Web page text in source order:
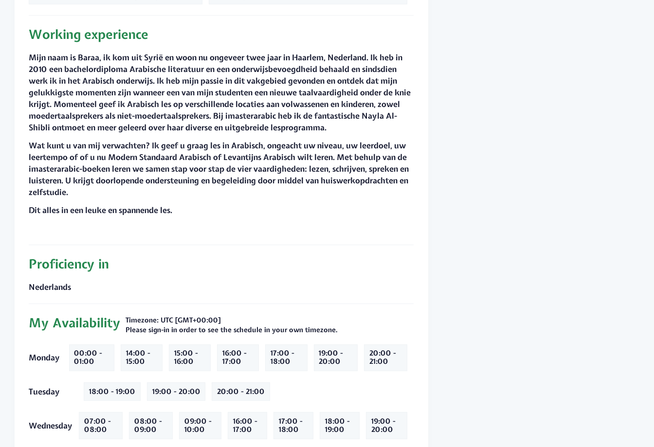
Working experience
Mijn naam is Baraa, ik kom uit Syrië en woon nu ongeveer twee jaar in Haarlem, Nederland. Ik heb in
2010 een bachelordiploma Arabische literatuur en een onderwijsbevoegdheid behaald en sindsdien
werk ik in het Arabisch onderwijs. Ik heb mijn passie in dit vakgebied gevonden en ontdek dat mijn
gelukkigste momenten zijn wanneer een van mijn studenten een nieuwe taalvaardigheid onder de knie
krijgt. Momenteel geef ik Arabisch les op verschillende locaties aan volwassenen en kinderen, zowel
moedertaalsprekers als niet-moedertaalsprekers. Bij imasterarabic heb ik de fantastische Nayla Al-
Shibli ontmoet en meer geleerd over haar diverse en uitgebreide lesprogramma.
Wat kunt u van mij verwachten? Ik geef u graag les in Arabisch, ongeacht uw niveau, uw leerdoel, uw
leertempo of of u nu Modern Standaard Arabisch of Levantijns Arabisch wilt leren. Met behulp van de
imasterarabic-boeken leren we samen stap voor stap de vier vaardigheden: lezen, schrijven, spreken en
luisteren. U krijgt doorlopende ondersteuning en begeleiding door middel van huiswerkopdrachten en
zelfstudie.
Dit alles in een leuke en spannende les.
Proficiency in
Nederlands
My Availability
Timezone: UTC [GMT+00:00]
Please sign-in in order to see the schedule in your own timezone.
Monday
00:00 -
01:00
14:00 -
15:00
15:00 -
16:00
16:00 -
17:00
17:00 -
18:00
19:00 -
20:00
20:00 -
21:00
Tuesday 18:00 - 19:00 19:00 - 20:00 20:00 - 21:00
Wednesday
07:00 -
08:00
08:00 -
09:00
09:00 -
10:00
16:00 -
17:00
17:00 -
18:00
18:00 -
19:00
19:00 -
20:00